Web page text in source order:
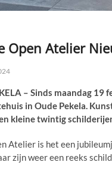
Open Atelier
– Sinds maandag
in Oude Pekela.
kleine twintig
Atelier is het een
zijn weer een reeks